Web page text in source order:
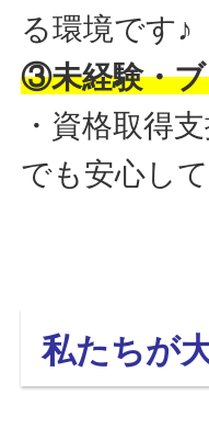
る環境です♪
③未経験・
・資格取得
でも安心し
私たちが